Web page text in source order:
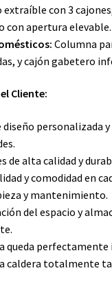
con 3
con apertura elevable.
Columna
y cajón gabetero
Cliente:
diseño personalizada
de alta calidad y
y comodidad en
y mantenimiento.
del espacio y
queda
caldera totalmente